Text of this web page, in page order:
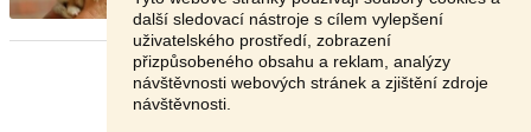
další sledovací nástroje s cílem vylepšení
uživatelského prostředí, zobrazení
přizpůsobeného obsahu a reklam, analýzy
návštěvnosti webových stránek a zjištění zdroje
návštěvnosti.
65 000 Kč
Stránka: 1 2 Další